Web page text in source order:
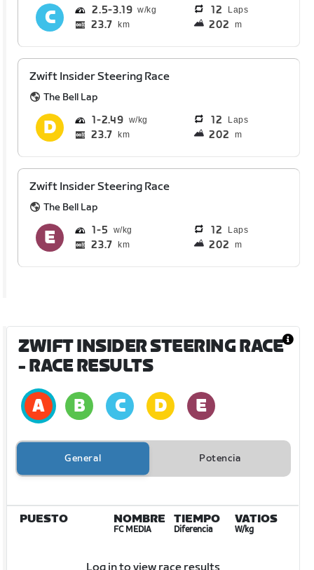
2.5 3.19 12 Laps
23.7 km 202 m
Zwift Insider Steering Race
The Bell Lap
1 2.49 12 Laps
23.7 km 202 m
Zwift Insider Steering Race
The Bell Lap
1 5 12 Laps
23.7 km 202 m
ZWIFT INSIDER STEERING RACE
- RACE RESULTS
General Potencia
PUESTO NOMBRE
FC MEDIA
TIEMPO
Diferencia
VATIOS
W/kg